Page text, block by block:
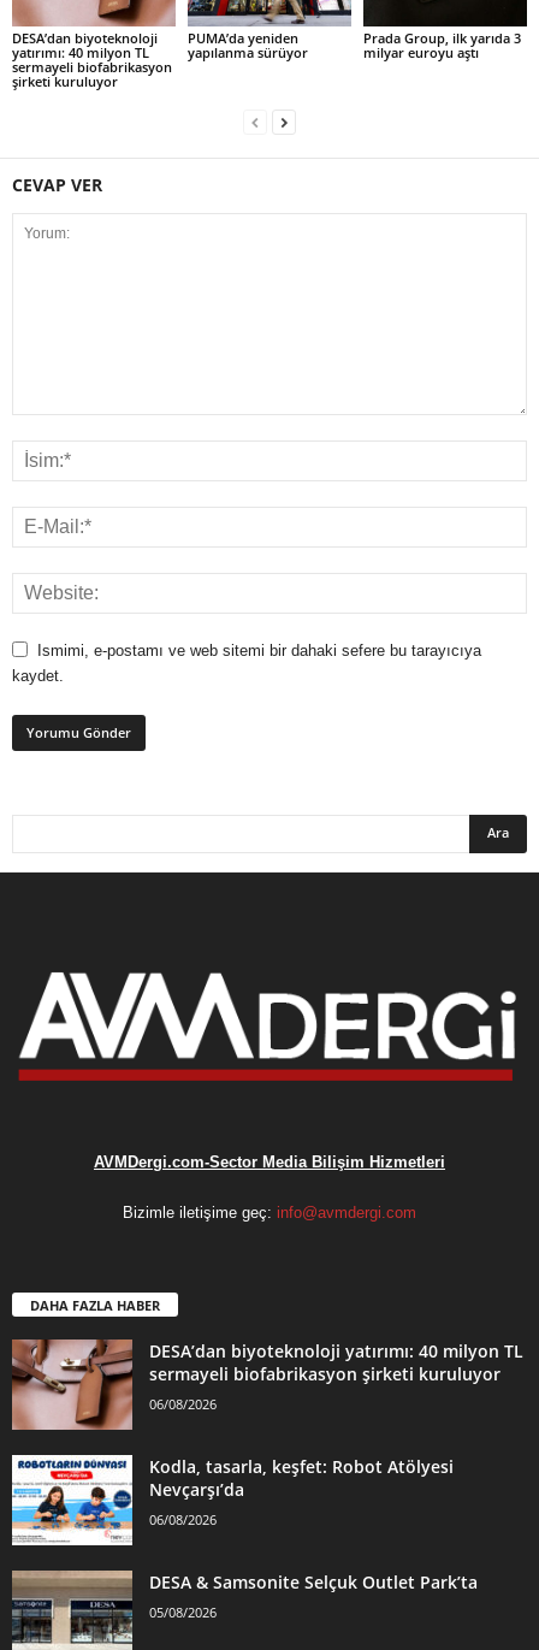
DESA’dan biyoteknoloji
yatırımı: 40 milyon TL
sermayeli biofabrikasyon
şirketi kuruluyor
PUMA’da yeniden
yapılanma sürüyor
Prada Group, ilk yarıda 3
milyar euroyu aştı
CEVAP VER
Ismimi, e-postamı ve web sitemi bir dahaki sefere bu tarayıcıya
kaydet.
AVMDergi.com-Sector Media Bilişim Hizmetleri
Bizimle iletişime geç: info@avmdergi.com
DAHA FAZLA HABER
DESA’dan biyoteknoloji yatırımı: 40 milyon TL
sermayeli biofabrikasyon şirketi kuruluyor
06/08/2026
Kodla, tasarla, keşfet: Robot Atölyesi
Nevçarşı’da
06/08/2026
DESA & Samsonite Selçuk Outlet Park’ta
05/08/2026